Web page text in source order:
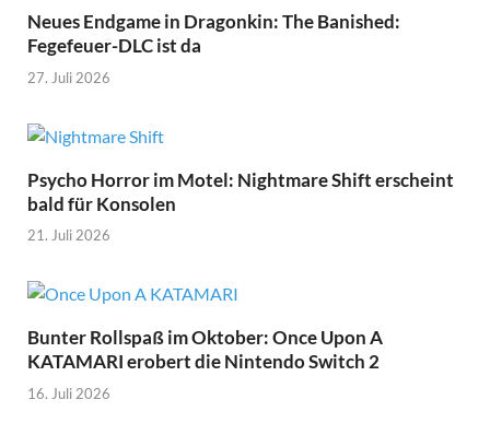
Neues Endgame in Dragonkin: The Banished:
Fegefeuer-DLC ist da
27. Juli 2026
Psycho Horror im Motel: Nightmare Shift erscheint
bald für Konsolen
21. Juli 2026
Bunter Rollspaß im Oktober: Once Upon A
KATAMARI erobert die Nintendo Switch 2
16. Juli 2026